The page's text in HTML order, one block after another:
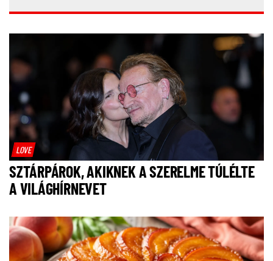
LOVE
SZTÁRPÁROK, AKIKNEK A SZERELME TÚLÉLTE
A VILÁGHÍRNEVET